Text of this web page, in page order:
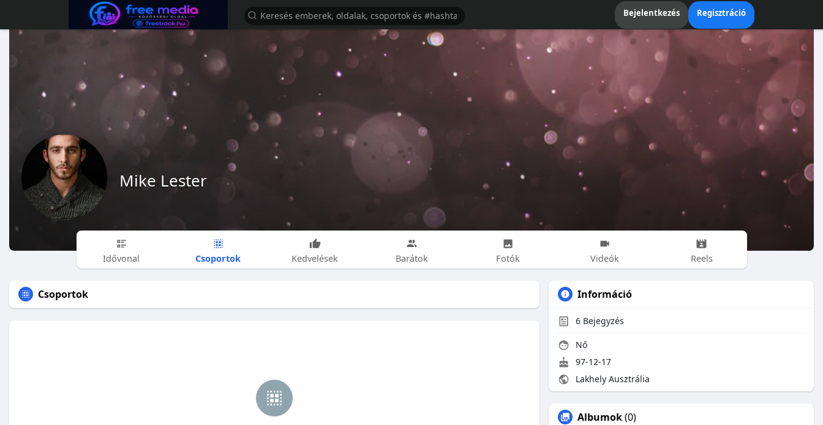
Bejelentkezés Regisztráció
Mike Lester
Idővonal Csoportok Kedvelések Barátok Fotók Videók Reels
Csoportok Információ
6 Bejegyzés
Nő
97-12-17
Lakhely Ausztrália
Albumok(0)